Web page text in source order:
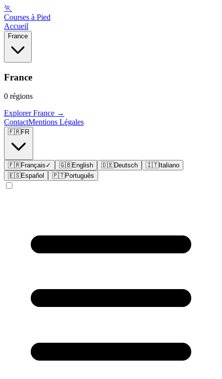
🏃
Courses à Pied
Accueil
France
France
0 régions
Explorer France →
ContactMentions Légales
🇫🇷FR
🇫🇷Français ✓ 🇬🇧English 🇩🇪Deutsch 🇮🇹Italiano
🇪🇸Español 🇵🇹Português